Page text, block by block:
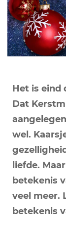
Het is eind
Dat
wel.
liefde.
betekenis
veel meer.
betekenis